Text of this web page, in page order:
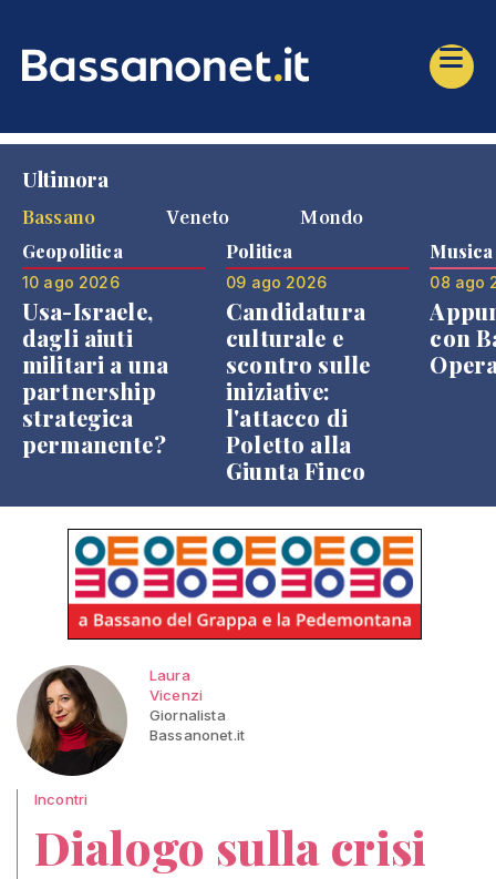
Ultimora
Bassano
Veneto Mondo
Geopolitica
10 ago 2026
Usa-Israele,
dagli aiuti
militari a una
partnership
strategica
permanente?
Politica
09 ago 2026
Candidatura
culturale e
scontro sulle
iniziative:
l'attacco di
Poletto alla
Giunta Finco
Musica
08 ago
con
Laura
Vicenzi
Giornalista
Bassanonet.it
Incontri
Dialogo sulla crisi